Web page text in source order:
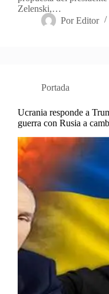
Zelenski,…
Por Editor
Portada
Ucrania responde a
guerra con Rusia a